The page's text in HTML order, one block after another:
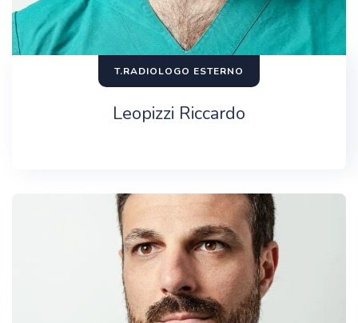
T.RADIOLOGO ESTERNO
Leopizzi Riccardo